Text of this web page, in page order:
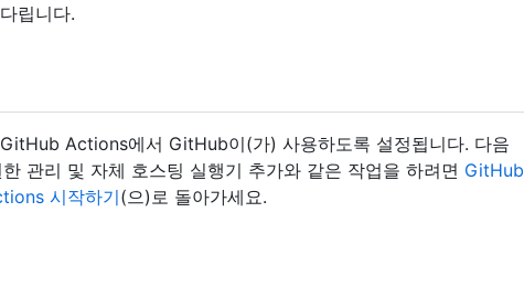
립니다.
Actions에서 GitHub이(가) 사용하도록 설정됩니다. 다음
관리 및 자체 호스팅 실행기 추가와 같은 작업을 하려면 GitHub
시작하기(으)로 돌아가세요.